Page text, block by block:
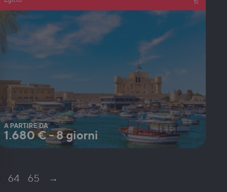
A PARTIRE DA
1.680€-8 giorni
64 65 →